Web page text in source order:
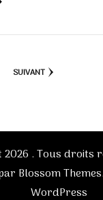
SUIVANT
. Tous droits
Blossom Themes
WordPress